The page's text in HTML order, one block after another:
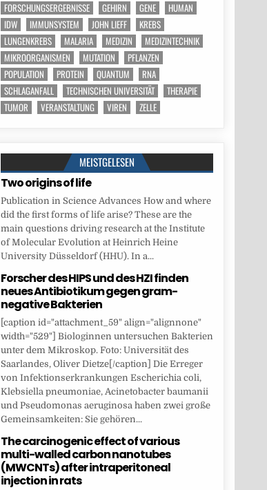
FORSCHUNGSERGEBNISSE
GEHIRN GENE
HUMAN
IDW
IMMUNSYSTEM JOHN LIEFF
KREBS
LUNGENKREBS
MALARIA MEDIZIN
MEDIZINTECHNIK
MIKROORGANISMEN
MUTATION
PFLANZEN
POPULATION
PROTEIN QUANTUM
RNA
SCHLAGANFALL
TECHNISCHEN UNIVERSITÄT
THERAPIE
TUMOR
VERANSTALTUNG VIREN ZELLE
MEISTGELESEN
Two origins of life
Publication in Science Advances How and where
did the first forms of life arise? These are the
main questions driving research at the Institute
of Molecular Evolution at Heinrich Heine
University Düsseldorf (HHU). In a...
Forscher des HIPS und des HZI finden
neues Antibiotikum gegen gram-
negative Bakterien
[caption id="attachment_59" align="alignnone"
width="529"] Biologinnen untersuchen Bakterien
unter dem Mikroskop. Foto: Universität des
Saarlandes, Oliver Dietze[/caption] Die Erreger
von Infektionserkrankungen Escherichia coli,
Klebsiella pneumoniae, Acinetobacter baumanii
und Pseudomonas aeruginosa haben zwei große
Gemeinsamkeiten: Sie gehören...
The carcinogenic effect of various
multi-walled carbon nanotubes
(MWCNTs) after intraperitoneal
injection in rats